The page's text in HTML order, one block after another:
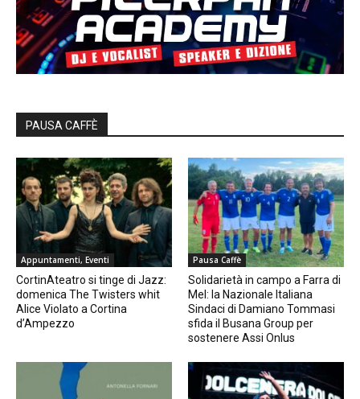
PAUSA CAFFÈ
Appuntamenti, Eventi
CortinAteatro si tinge di Jazz:
domenica The Twisters whit
Alice Violato a Cortina
d’Ampezzo
Pausa Caffè
Solidarietà in campo a Farra di
Mel: la Nazionale Italiana
Sindaci di Damiano Tommasi
sfida il Busana Group per
sostenere Assi Onlus